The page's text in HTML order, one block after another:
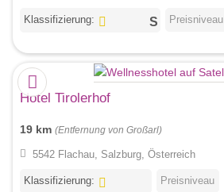
Klassifizierung: Preisniveau
Hotel Tirolerhof
19 km (Entfernung von Großarl)
5542 Flachau, Salzburg, Österreich
Klassifizierung: Preisniveau